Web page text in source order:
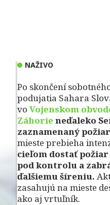
NAŽIVO
Po skončení
podujatia Sahara
vo Vojenskom
Záhorie neďaleko
zaznamenaný
mieste prebieha
cieľom dostať
pod kontrolu a
ďalšiemu šíreniu.
zasahujú na mieste
ako aj vrtuľník.